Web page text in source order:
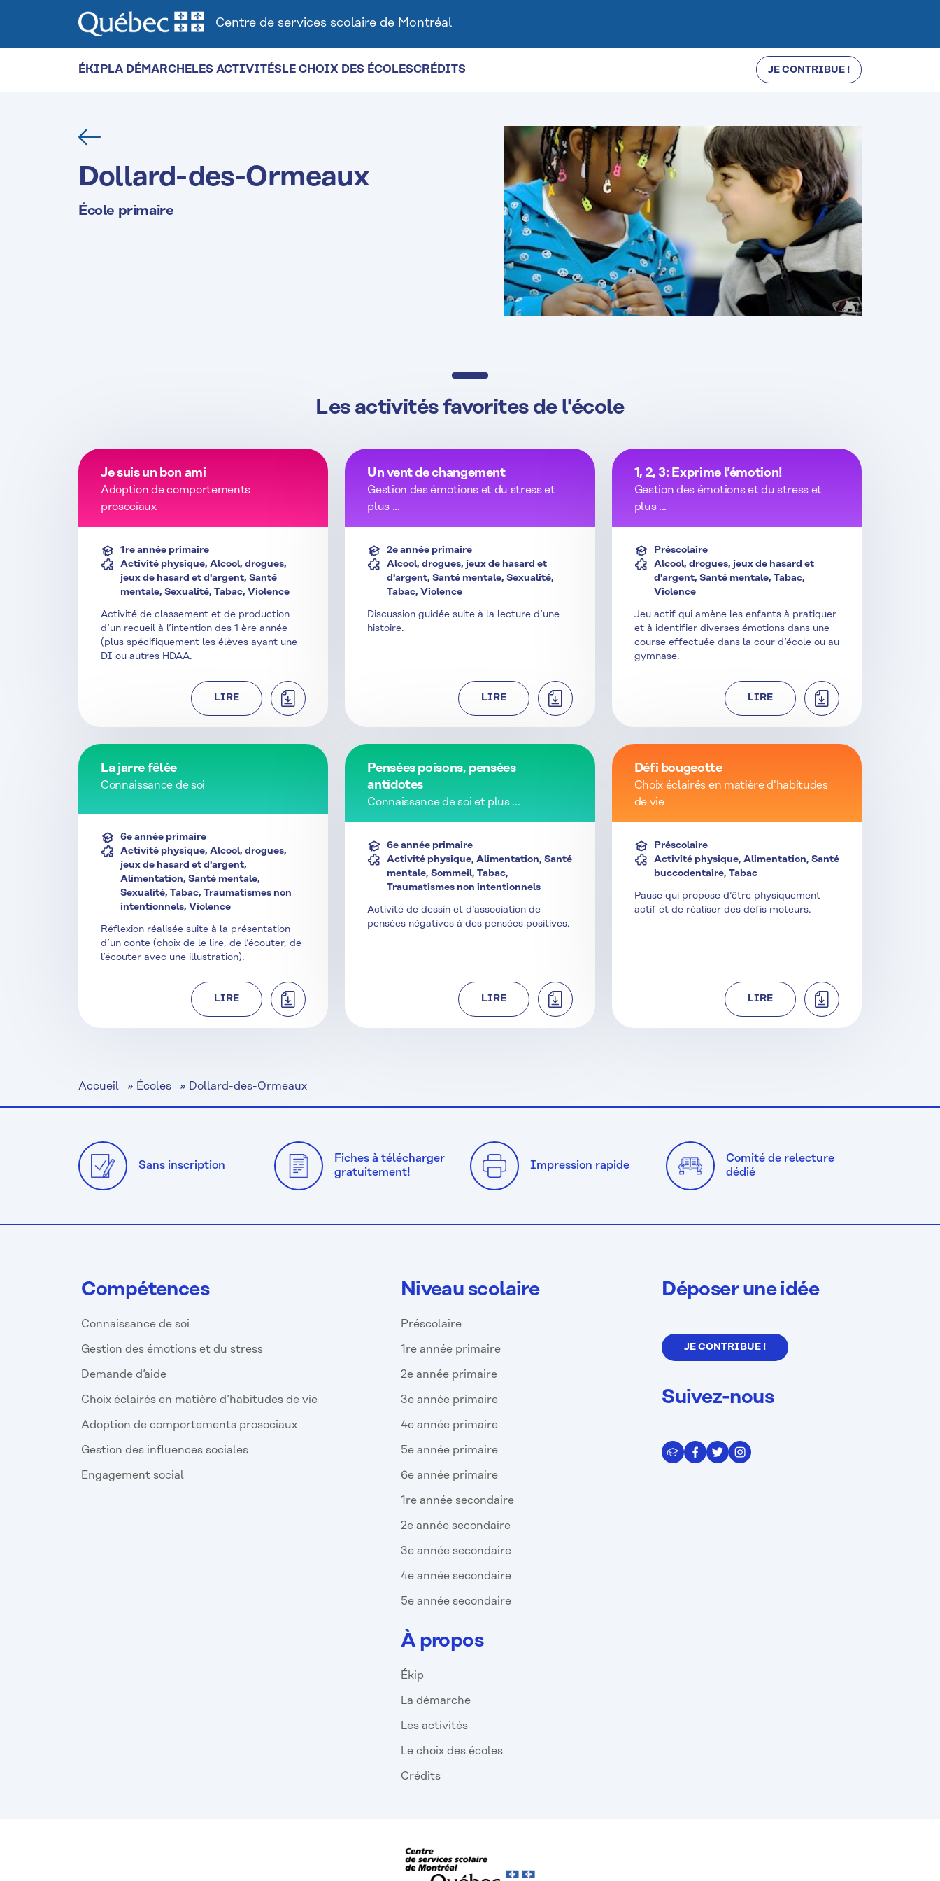
Centre de services scolaire de Montréal
ÉKIPLA DÉMARCHELES ACTIVITÉSLE CHOIX DES ÉCOLESCRÉDITS JE CONTRIBUE !
Retour
Dollard-des-Ormeaux
École primaire
Les activités favorites de l'école
Je suis un bon ami
Adoption de comportements
prosociaux
1re année primaire
Activité physique, Alcool, drogues,
jeux de hasard et d'argent, Santé
mentale, Sexualité, Tabac, Violence
Activité de classement et de production
d’un recueil à l’intention des 1 ère année
(plus spécifiquement les élèves ayant une
DI ou autres HDAA.
LIRE TÉLÉCHARGER
Un vent de changement
Gestion des émotions et du stress et
plus ...
2e année primaire
Alcool, drogues, jeux de hasard et
d'argent, Santé mentale, Sexualité,
Tabac, Violence
Discussion guidée suite à la lecture d’une
histoire.
LIRE TÉLÉCHARGER
1, 2, 3: Exprime l’émotion!
Gestion des émotions et du stress et
plus ...
Préscolaire
Alcool, drogues, jeux de hasard et
d'argent, Santé mentale, Tabac,
Violence
Jeu actif qui amène les enfants à pratiquer
et à identifier diverses émotions dans une
course effectuée dans la cour d’école ou au
gymnase.
LIRE TÉLÉCHARGER
La jarre fêlée
Connaissance de soi
6e année primaire
Activité physique, Alcool, drogues,
jeux de hasard et d'argent,
Alimentation, Santé mentale,
Sexualité, Tabac, Traumatismes non
intentionnels, Violence
Réflexion réalisée suite à la présentation
d’un conte (choix de le lire, de l’écouter, de
l’écouter avec une illustration).
LIRE TÉLÉCHARGER
Pensées poisons, pensées
antidotes
Connaissance de soi et plus ...
6e année primaire
Activité physique, Alimentation, Santé
mentale, Sommeil, Tabac,
Traumatismes non intentionnels
Activité de dessin et d’association de
pensées négatives à des pensées positives.
LIRE TÉLÉCHARGER
Défi bougeotte
Choix éclairés en matière d'habitudes
de vie
Préscolaire
Activité physique, Alimentation, Santé
buccodentaire, Tabac
Pause qui propose d’être physiquement
actif et de réaliser des défis moteurs.
LIRE TÉLÉCHARGER
Accueil » Écoles » Dollard-des-Ormeaux
Sans inscription
Fiches à télécharger
gratuitement!
Impression rapide
Comité de relecture
dédié
Compétences
Connaissance de soi
Gestion des émotions et du stress
Demande d’aide
Choix éclairés en matière d’habitudes de vie
Adoption de comportements prosociaux
Gestion des influences sociales
Engagement social
Niveau scolaire
Préscolaire
1re année primaire
2e année primaire
3e année primaire
4e année primaire
5e année primaire
6e année primaire
1re année secondaire
2e année secondaire
3e année secondaire
4e année secondaire
5e année secondaire
À propos
Ékip
La démarche
Les activités
Le choix des écoles
Crédits
Déposer une idée
JE CONTRIBUE !
Suivez-nous